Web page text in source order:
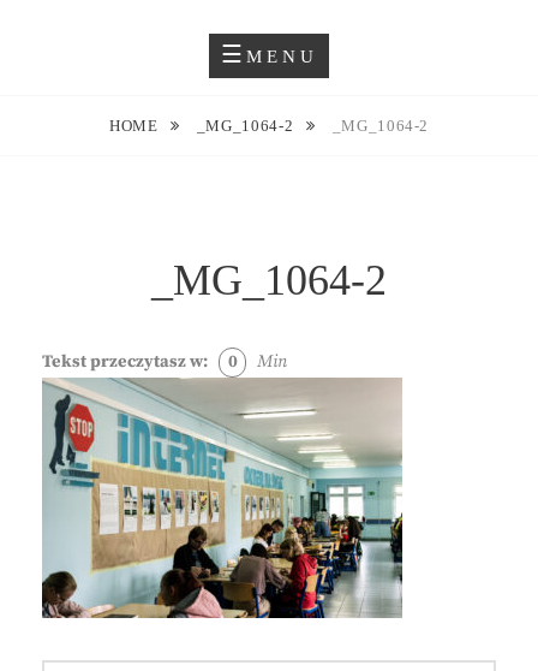
JUSTYNA EWA GROCHOWSKA
MENU
HOME _MG_1064-2 _MG_1064-2
_MG_1064-2
Tekst przeczytasz w: 0 Min